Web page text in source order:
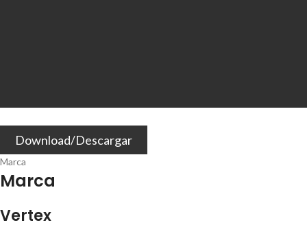
Download/Descargar
Marca
Marca
Vertex